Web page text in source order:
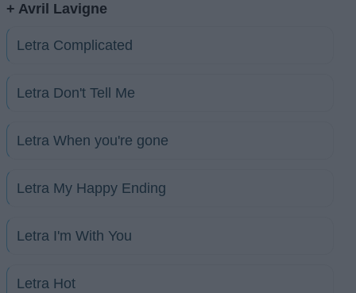
+ Avril Lavigne
Letra Complicated
Letra Don't Tell Me
Letra When you're gone
Letra My Happy Ending
Letra I'm With You
Letra Hot